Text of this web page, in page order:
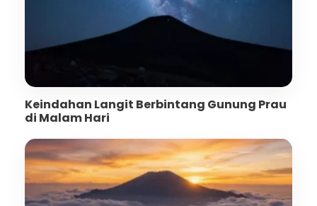
Keindahan Langit Berbintang Gunung Prau
di Malam Hari